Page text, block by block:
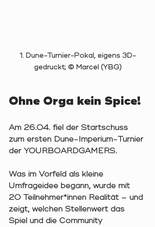
1. Dune-Turnier-Pokal, eigens 3D-
gedruckt; © Marcel (YBG)
Ohne Orga kein Spice!
Am 26.04. fiel der Startschuss
zum ersten Dune-Imperium-Turnier
der YOURBOARDGAMERS.
Was im Vorfeld als kleine
Umfrageidee begann, wurde mit
20 Teilnehmer*innen Realität – und
zeigt, welchen Stellenwert das
Spiel und die Community